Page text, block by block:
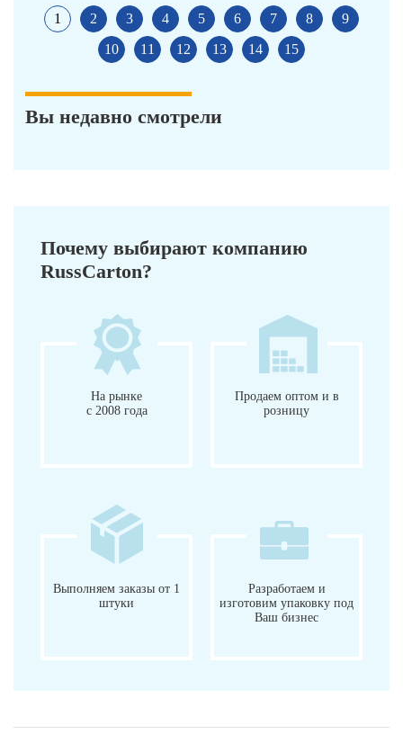
1 2 3 4 5 6 7 8
9
10
11 12 13 14 15
Вы недавно смотрели
Почему выбирают компанию
RussCarton?
На рынке
с 2008 года
Продаем оптом и в
розницу
Выполняем заказы от 1
штуки
Разработаем и
изготовим упаковку под
Ваш бизнес